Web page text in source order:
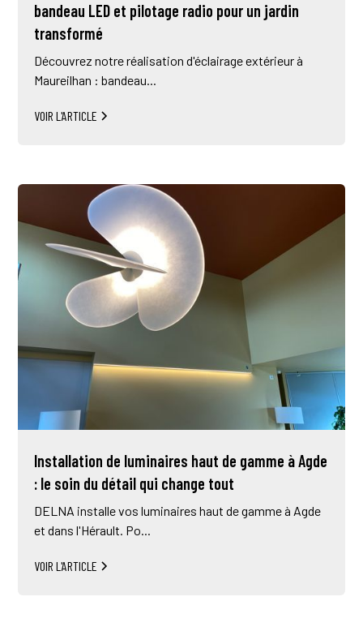
bandeau LED et pilotage radio pour un jardin
transformé
Découvrez notre réalisation d'éclairage extérieur à
Maureilhan : bandeau...
VOIR L'ARTICLE
Installation de luminaires haut de gamme à Agde
: le soin du détail qui change tout
DELNA installe vos luminaires haut de gamme à Agde
et dans l'Hérault. Po...
VOIR L'ARTICLE